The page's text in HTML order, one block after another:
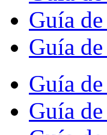
Guía
Guía
Guía
Guía de